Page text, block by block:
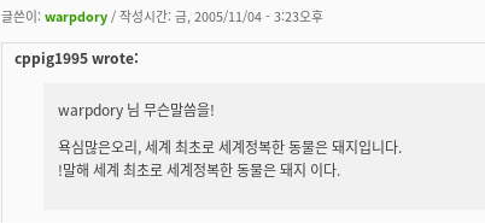
글쓴이: warpdory / 작성시간: 금, 2005/11/04 - 3:23오후
cppig1995 wrote:
warpdory 님 무슨말씀을!
욕심많은오리, 세계 최초로 세계정복한 동물은 돼지입니다.
!말해 세계 최초로 세계정복한 동물은 돼지 이다.